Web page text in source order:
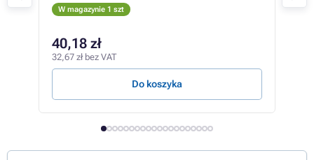
W magazynie 1 szt
40,18 zł
32,67 zł bez VAT
Do koszyka
W